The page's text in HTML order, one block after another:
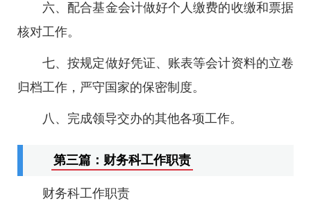
六、配合基金会计做好个人缴费的收缴和票据
核对工作。
七、按规定做好凭证、账表等会计资料的立卷
归档工作，严守国家的保密制度。
八、完成领导交办的其他各项工作。
第三篇：财务科工作职责
财务科工作职责